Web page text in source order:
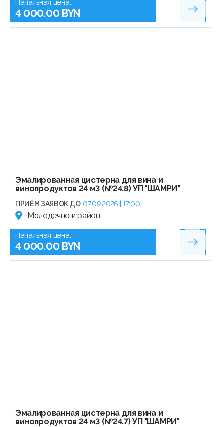
Начальная цена:
4 000.00 BYN
Эмалированная цистерна для вина и
винопродуктов 24 м3 (№24.8) УП "ШАМРИ"
ПРИЁМ ЗАЯВОК ДО 07.09.2026 | 17:00
Молодечно и район
Начальная цена:
4 000.00 BYN
Эмалированная цистерна для вина и
винопродуктов 24 м3 (№24.7) УП "ШАМРИ"